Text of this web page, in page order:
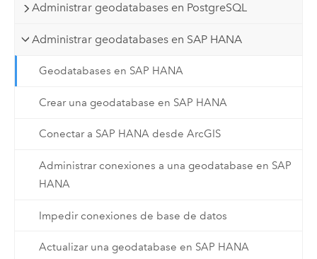
Administrar geodatabases en PostgreSQL
Administrar geodatabases en SAP HANA
Geodatabases en SAP HANA
Crear una geodatabase en SAP HANA
Conectar a SAP HANA desde ArcGIS
Administrar conexiones a una geodatabase en SAP
HANA
Impedir conexiones de base de datos
Actualizar una geodatabase en SAP HANA